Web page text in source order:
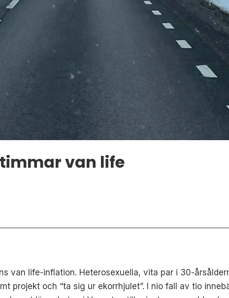
van life
van life-inflation. Heterosexuella, vita par i 30-
projekt och “ta sig ur ekorrhjulet”. I nio fall av tio